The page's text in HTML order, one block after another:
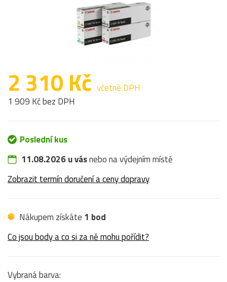
2 310 Kč včetně DPH
1 909 Kč bez DPH
Poslední kus
11.08.2026 u vásnebo na výdejním místě
Zobrazit termín doručení a ceny dopravy
Nákupem získáte 1 bod
Co jsou body a co si za ně mohu pořídit?
Vybraná barva: